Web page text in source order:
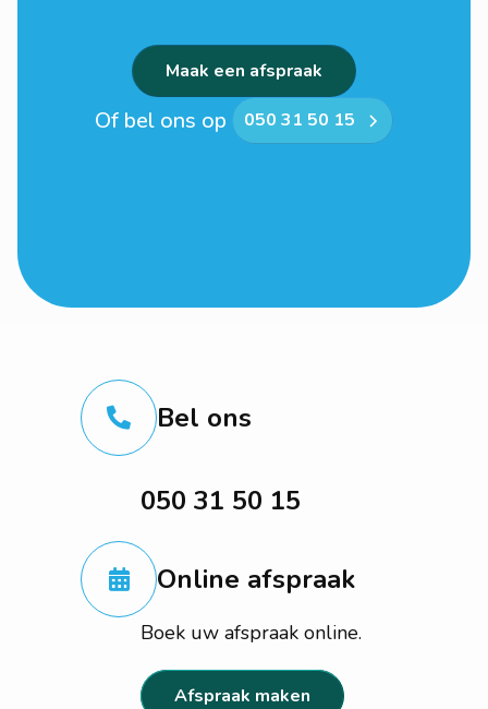
Maak een afspraak
Of bel ons op 050 31 50 15
Bel ons
050 31 50 15
Online afspraak
Boek uw afspraak online.
Afspraak maken